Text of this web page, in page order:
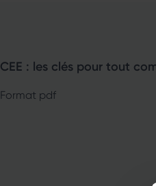
CEE : les clés pour tout
Format pdf